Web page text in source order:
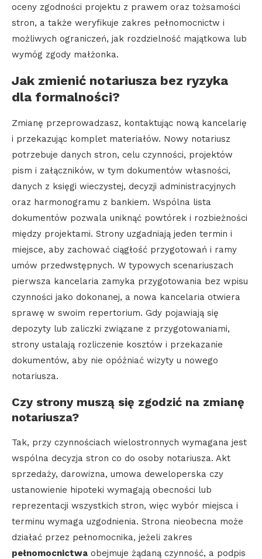
oceny zgodności projektu z prawem oraz tożsamości
stron, a także weryfikuje zakres pełnomocnictw i
możliwych ograniczeń, jak rozdzielność majątkowa lub
wymóg zgody małżonka.
Jak zmienić notariusza bez ryzyka
dla formalności?
Zmianę przeprowadzasz, kontaktując nową kancelarię
i przekazując komplet materiałów. Nowy notariusz
potrzebuje danych stron, celu czynności, projektów
pism i załączników, w tym dokumentów własności,
danych z księgi wieczystej, decyzji administracyjnych
oraz harmonogramu z bankiem. Wspólna lista
dokumentów pozwala uniknąć powtórek i rozbieżności
między projektami. Strony uzgadniają jeden termin i
miejsce, aby zachować ciągłość przygotowań i ramy
umów przedwstępnych. W typowych scenariuszach
pierwsza kancelaria zamyka przygotowania bez wpisu
czynności jako dokonanej, a nowa kancelaria otwiera
sprawę w swoim repertorium. Gdy pojawiają się
depozyty lub zaliczki związane z przygotowaniami,
strony ustalają rozliczenie kosztów i przekazanie
dokumentów, aby nie opóźniać wizyty u nowego
notariusza.
Czy strony muszą się zgodzić na zmianę
notariusza?
Tak, przy czynnościach wielostronnych wymagana jest
wspólna decyzja stron co do osoby notariusza. Akt
sprzedaży, darowizna, umowa deweloperska czy
ustanowienie hipoteki wymagają obecności lub
reprezentacji wszystkich stron, więc wybór miejsca i
terminu wymaga uzgodnienia. Strona nieobecna może
działać przez pełnomocnika, jeżeli zakres
pełnomocnictwa obejmuje żądaną czynność, a podpis